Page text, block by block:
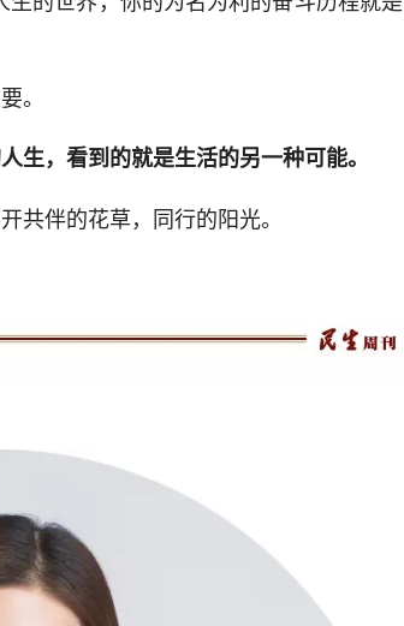
。
生，看到的就是生活的另一种可能。
共伴的花草，同行的阳光。